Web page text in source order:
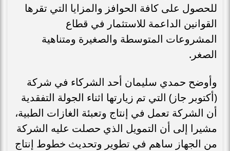
للحصول على كافة الحوافز والمزايا التي تقرها
القوانين الداعمة للاستثمار في قطاع
المشروعات المتوسطة والصغيرة ومتناهية
الصغر.
وأوضح حمدي سليمان أحد الشركاء في شركة
(أكتوبر جاز) التي تم زيارتها اثناء الجولة التفقدية
أن الشركة تعمل في إنتاج وتعبئة الغازات الطبية،
مشيرا إلى أن التمويل الذي حصلت عليه الشركة
من الجهاز ساهم في تطوير وتحديث خطوط إنتاج